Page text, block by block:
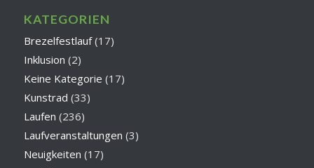
KATEGORIEN
Brezelfestlauf(17)
Inklusion (2)
Keine Kategorie (17)
Kunstrad (33)
Laufen (236)
Laufveranstaltungen (3)
Neuigkeiten (17)